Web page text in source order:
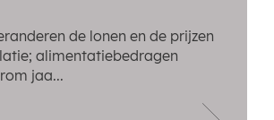
de lonen en de prijzen
alimentatiebedragen
jaa...